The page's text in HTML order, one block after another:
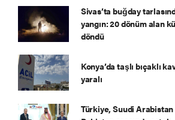
Sivas’ta buğday
yangın: 20 dönüm alan
döndü
Konya’da taşlı bıçaklı
yaralı
Türkiye, Suudi Arabistan